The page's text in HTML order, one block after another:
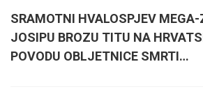
SRAMOTNI HVALOSPJEV MEGA-
JOSIPU BROZU TITU NA
POVODU OBLJETNICE SMRTI…